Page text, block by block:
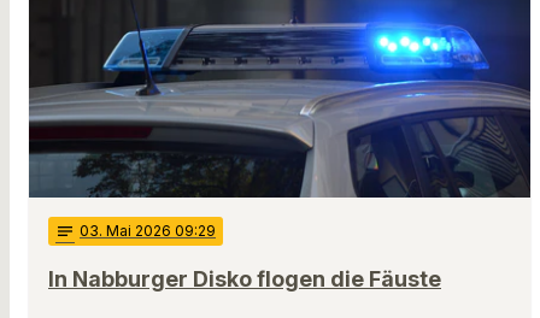
notes 03. Mai 2026 09:29
In Nabburger Disko flogen die Fäuste